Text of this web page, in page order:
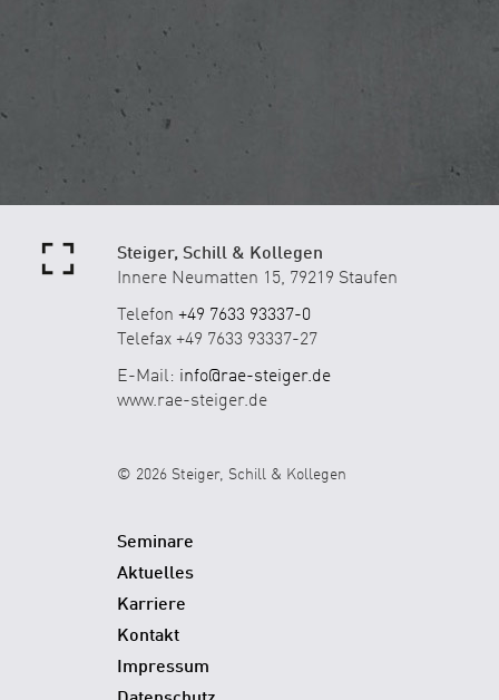
Steiger, Schill & Kollegen
Innere Neumatten 15, 79219 Staufen
Telefon +49 7633 93337-0
Telefax +49 7633 93337-27
E-Mail: info@rae-steiger.de
www.rae-steiger.de
© 2026 Steiger, Schill & Kollegen
Seminare
Aktuelles
Karriere
Kontakt
Impressum